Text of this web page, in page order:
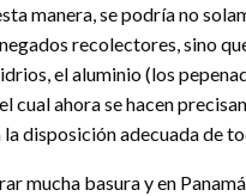
manera, se podría no
recolectores, sino
el aluminio (los
cual ahora se hacen
disposición adecuada de
mucha basura y en